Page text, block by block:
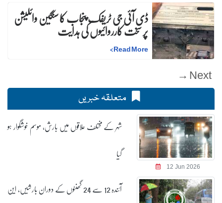
ڈی آئی جی ٹریفک پنجاب کا سنگین وائلیشن
پر سخت کارروائیوں کی ہدایت
Read More
>
Next →
متعلقہ خبریں
12 Jun 2026
شہر کے مختلف علاقوں میں بارش، موسم خوشگوار ہو
گیا
آئندہ 12 سے 24 گھنٹوں کے دوران بارشیں، این